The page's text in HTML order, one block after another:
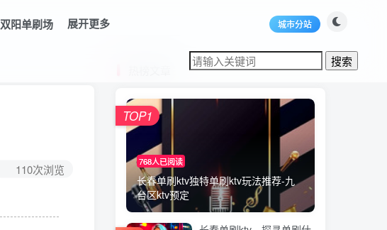
双阳单刷场 展开更多 城市分站
110次浏览
768人已阅读
长春单刷ktv独特单刷ktv玩法推荐-九
台区ktv预定
TOP1